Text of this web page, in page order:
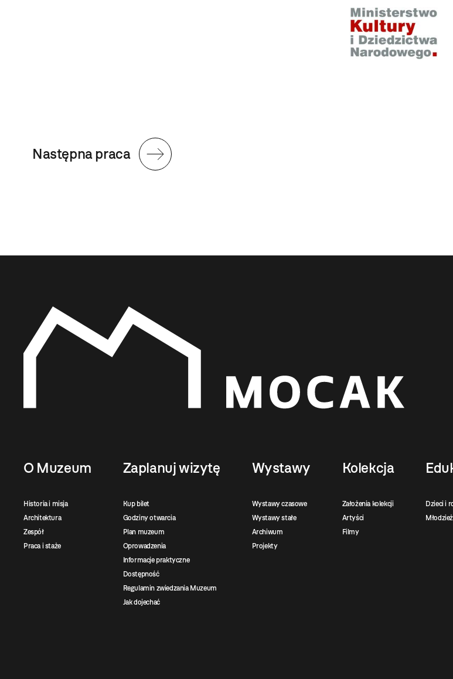
Następna praca
O Muzeum
Historia i misja
Architektura
Zespół
Praca i staże
Zaplanuj wizytę
Kup bilet
Godziny otwarcia
Plan muzeum
Oprowadzenia
Informacje praktyczne
Dostępność
Regulamin zwiedzania Muzeum
Jak dojechać
Wystawy
Wystawy czasowe
Wystawy stałe
Archiwum
Projekty
Kolekcja
Założenia kolekcji
Artyści
Filmy
Dzieci i